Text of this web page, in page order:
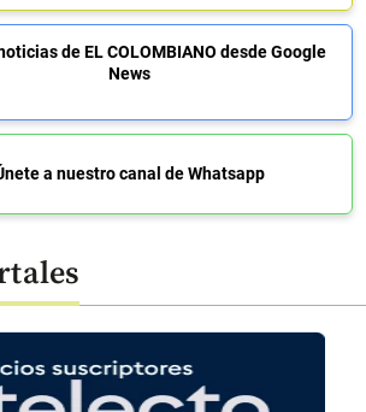
de EL COLOMBIANO desde Google
News
a nuestro canal de Whatsapp